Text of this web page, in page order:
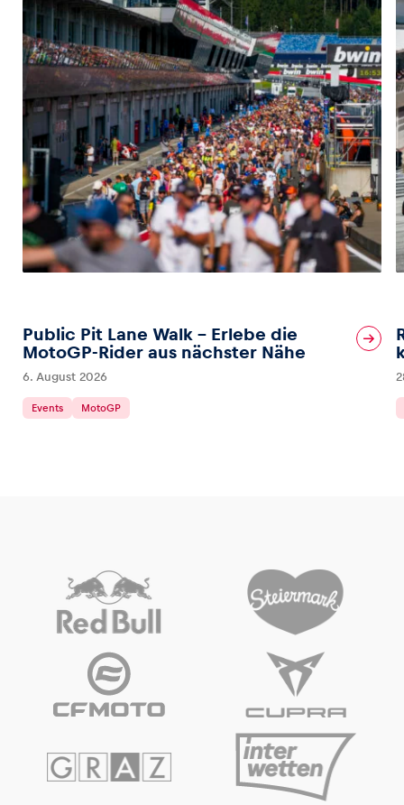
Public Pit Lane Walk – Erlebe die
MotoGP-Rider aus nächster Nähe
6. August 2026
Events MotoGP